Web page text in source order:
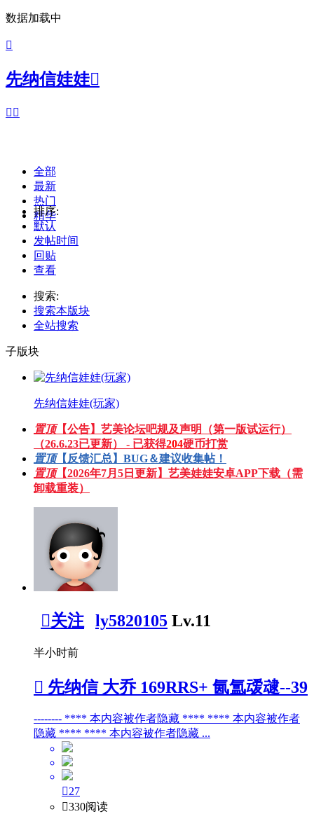
数据加载中

先纳信娃娃
 
全部
最新
热门
精华
排序:
默认
发帖时间
回贴
查看
搜索:
搜索本版块
全站搜索
子版块
先纳信娃娃(玩家)
置顶【公告】艺美论坛吧规及声明（第一版试运行）
（26.6.23已更新） - 已获得204硬币打赏
置顶【反馈汇总】BUG＆建议收集帖！
置顶【2026年7月5日更新】艺美娃娃安卓APP下载（需
卸载重装）
关注 ly5820105 Lv.11
半小时前
 先纳信 大乔 169RRS+ 氤氲叆叇--39
-------- **** 本内容被作者隐藏 **** **** 本内容被作者
隐藏 **** **** 本内容被作者隐藏 ...
27
330阅读